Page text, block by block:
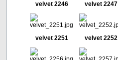
velvet 2246 velvet 2247
velvet 2251 velvet 2252